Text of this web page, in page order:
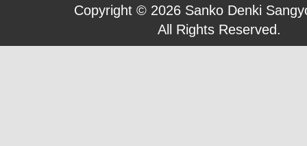
Copyright © 2026 Sanko Denki
All Rights Reserved.